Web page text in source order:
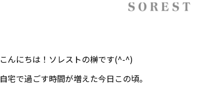
こんにちは！ソレストの榊です(^-^)
自宅で過ごす時間が増えた今日この頃。